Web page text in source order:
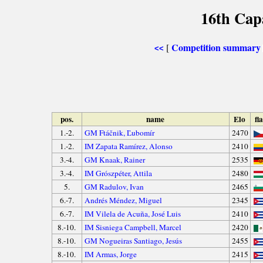
16th
<< [Competition summary
pos. name Elo
1.-2. GM Ftáčnik, Ľubomír 2470
1.-2.
IM Zapata Ramírez, Alonso 2410
3.-4.
GM Knaak, Rainer 2535
3.-4.
IM Grószpéter, Attila 2480
5.
GM Radulov, Ivan 2465
6.-7.
Andrés Méndez, Miguel 2345
6.-7.
IM Vilela de Acuña, José Luis 2410
8.-10.
IM Sisniega Campbell, Marcel 2420
8.-10.
GM Nogueiras Santiago, Jesús 2455
8.-10.
IM Armas, Jorge 2415